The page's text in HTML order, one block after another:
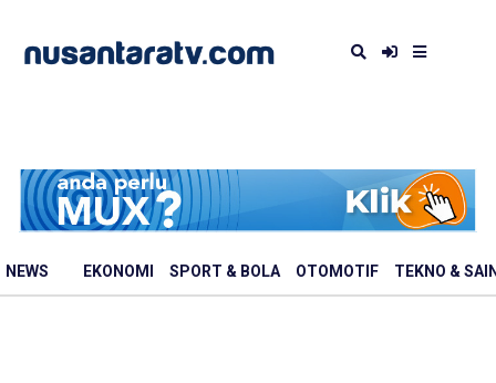
NEWS EKONOMI SPORT & BOLA OTOMOTIF TEKNO &